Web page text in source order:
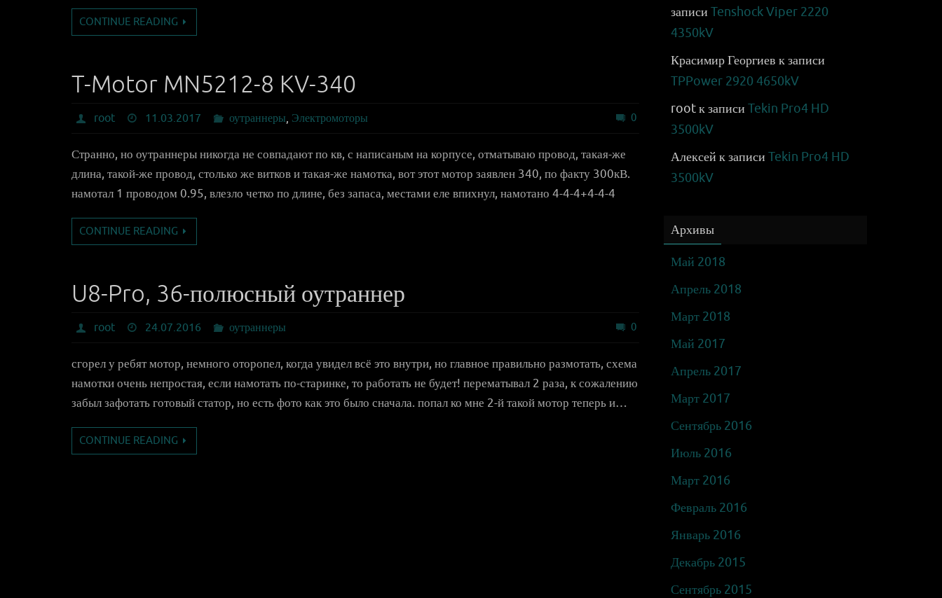
CONTINUE READING
T-Motor MN5212-8 KV-340
root 11.03.2017 оутраннеры, Электромоторы 0
Странно, но оутраннеры никогда не совпадают по кв, с написаным на корпусе, отматываю провод, такая-же
длина, такой-же провод, столько же витков и такая-же намотка, вот этот мотор заявлен 340, по факту 300кВ.
намотал 1 проводом 0.95, влезло четко по длине, без запаса, местами еле впихнул, намотано 4-4-4+4-4-4
CONTINUE READING
U8-Pro, 36-полюсный оутраннер
root 24.07.2016 оутраннеры 0
сгорел у ребят мотор, немного оторопел, когда увидел всё это внутри, но главное правильно размотать, схема
намотки очень непростая, если намотать по-старинке, то работать не будет! перематывал 2 раза, к сожалению
забыл зафотать готовый статор, но есть фото как это было сначала. попал ко мне 2-й такой мотор теперь и…
CONTINUE READING
записи Tenshock Viper 2220
4350kV
Красимир Георгиев к записи
TPPower 2920 4650kV
rootк записи Tekin Pro4 HD
3500kV
Алексей к записи Tekin Pro4 HD
3500kV
Архивы
Май 2018
Апрель 2018
Март 2018
Май 2017
Апрель 2017
Март 2017
Сентябрь 2016
Июль 2016
Март 2016
Февраль 2016
Январь 2016
Декабрь 2015
Сентябрь 2015